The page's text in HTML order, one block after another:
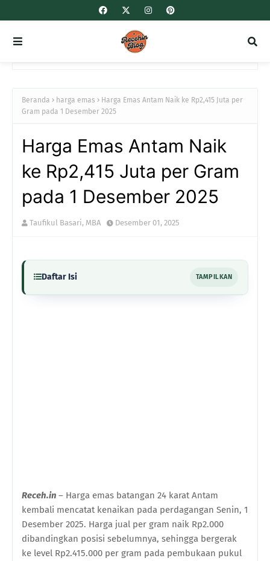
Beranda harga emas
Harga Emas Antam Naik ke Rp2,415 Juta per
Gram pada 1 Desember 2025
Harga Emas Antam Naik
ke Rp2,415 Juta per Gram
pada 1 Desember 2025
Taufikul Basari, MBA Desember 01, 2025
Daftar Isi TAMPILKAN
Receh.in – Harga emas batangan 24 karat Antam
kembali mencatat kenaikan pada perdagangan Senin, 1
Desember 2025. Harga jual per gram naik Rp2.000
dibandingkan posisi sebelumnya, sehingga bergerak
ke level Rp2.415.000 per gram pada pembukaan pukul